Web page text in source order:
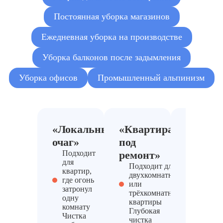
Постоянная уборка магазинов
Ежедневная уборка на производстве
Уборка балконов после задымления
Уборка офисов Промышленный альпинизм
«Локальный
очаг»
Подходит
для
квартир,
где огонь
затронул
одну
комнату
Чистка
«Квартира
под
ремонт»
Подходит для
двухкомнатной
или
трёхкомнатной
квартиры
Глубокая
чистка